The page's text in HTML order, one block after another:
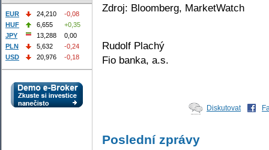
Zdroj: Bloomberg, MarketWatch
Rudolf Plachý
Fio banka, a.s.
Diskutovat
Poslední zprávy
EUR 24,210
-0,08
HUF
6,655
+0,35
JPY
13,288
0,00
PLN
5,632
-0,24
USD
20,976 -0,18